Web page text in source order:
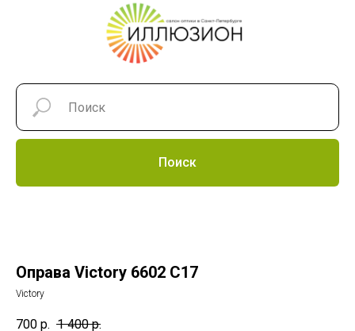
Поиск
Оправа Victory 6602 C17
Victory
700 р. 1 400 р.